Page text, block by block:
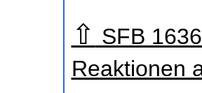
⇧ SFB
Reaktionen